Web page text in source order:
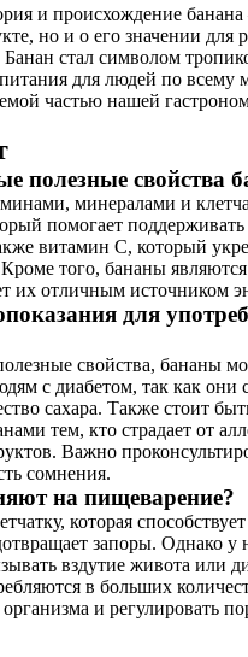
и происхождение
но и о его значении для
Банан стал символом
для людей по всему
частью нашей
полезные свойства
минералами и
помогает
витамин C, который
того, бананы
их отличным источником
для
свойства, бананы
с диабетом, так как они
сахара. Также стоит
тем, кто страдает от
Важно
сомнения.
на пищеварение?
которая
запоры. Однако у
вздутие живота или
в больших
и регулировать